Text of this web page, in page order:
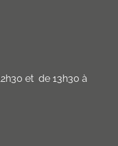
et de 13h30 à